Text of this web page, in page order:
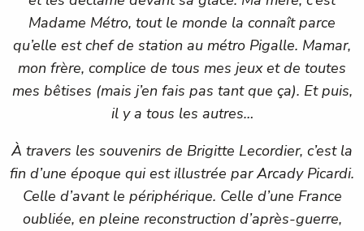
Madame Métro, tout le monde la connaît parce
qu’elle est chef de station au métro Pigalle. Mamar,
mon frère, complice de tous mes jeux et de toutes
mes bêtises (mais j’en fais pas tant que ça). Et puis,
il y a tous les autres…
À travers les souvenirs de Brigitte Lecordier, c’est la
fin d’une époque qui est illustrée par Arcady Picardi.
Celle d’avant le périphérique. Celle d’une France
oubliée, en pleine reconstruction d’après-guerre,